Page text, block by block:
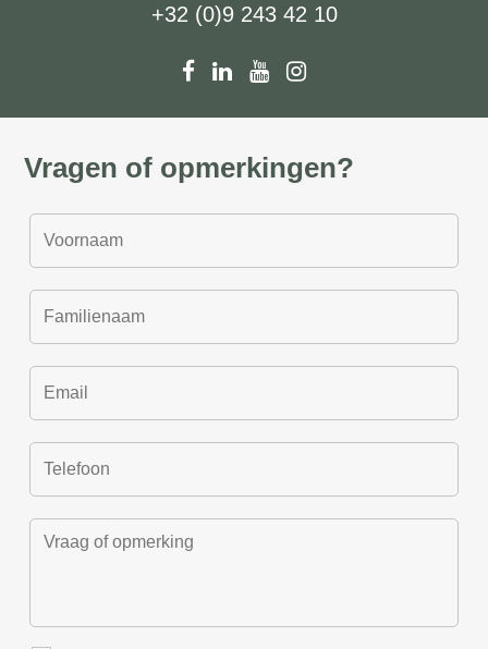
+32 (0)9 243 42 10
Vragen of opmerkingen?